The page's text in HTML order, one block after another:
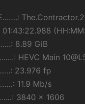
8.89 GiB
HEVC Main
23.976 fp
11.9 Mb/s
3840 x 1606